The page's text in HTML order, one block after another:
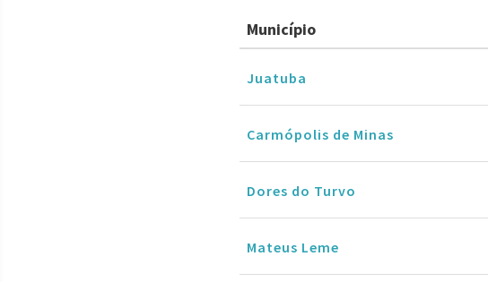
Município
Juatuba
Carmópolis de Minas
Dores do Turvo
Mateus Leme